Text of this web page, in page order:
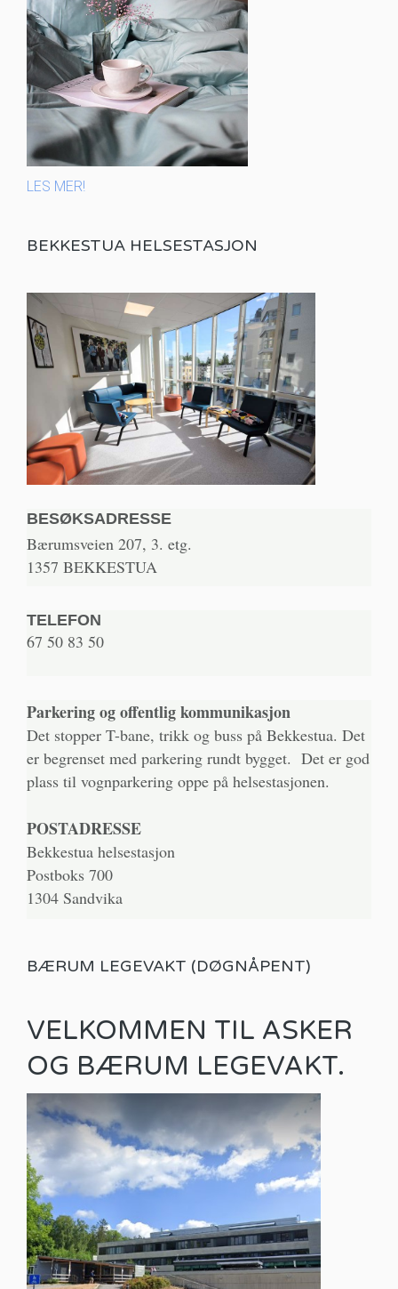
LES MER!
BEKKESTUA HELSESTASJON
BESØKSADRESSE
Bærumsveien 207, 3. etg.
1357 BEKKESTUA
TELEFON
67 50 83 50
Parkering og offentlig kommunikasjon
Det stopper T-bane, trikk og buss på Bekkestua. Det
er begrenset med parkering rundt bygget. Det er god
plass til vognparkering oppe på helsestasjonen.
POSTADRESSE
Bekkestua helsestasjon
Postboks 700
1304 Sandvika
BÆRUM LEGEVAKT (DØGNÅPENT)
VELKOMMEN TIL ASKER
OG BÆRUM LEGEVAKT.